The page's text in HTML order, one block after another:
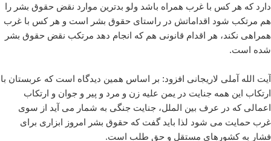
دارد که هر کس با غرب همراه باشد ولو بدترین موارد نقض حقوق بشر را
هم مرتکب شود اقداماتش در راستای حقوق بشر است و هر کس با غرب
همراهی نکند، هر اقدام قانونی هم که انجام دهد مرتکب نقض حقوق بشر
شده است.
آیت الله آملی لاریجانی افزود: بر اساس همین دیدگاه است که عربستان با
ارتکاب این همه جنایت در یمن علیه زن و مرد و پیر و جوان و ارتکاب
اعمالی که در عرف بین الملل، جنایت جنگی به شمار می آید از سوی
غرب حمایت می شود لذا باید گفت که حقوق بشر امروز ابزاری برای
فشار به کشورهای مستقل و حق طلب است.